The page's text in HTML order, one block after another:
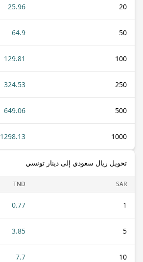
20
25.96
50
64.9
100
129.81
250
324.53
500
649.06
1000
1298.13
تحويل ريال سعودي إلى دينار تونسي
SAR
TND
1
0.77
5
3.85
10
7.7